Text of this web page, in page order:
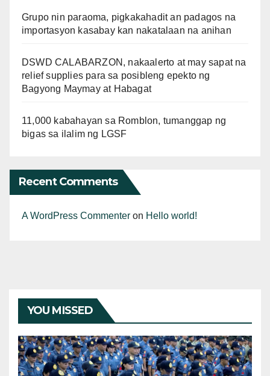
Grupo nin paraoma, pigkakahadit an padagos na
importasyon kasabay kan nakatalaan na anihan
DSWD CALABARZON, nakaalerto at may sapat na
relief supplies para sa posibleng epekto ng
Bagyong Maymay at Habagat
11,000 kabahayan sa Romblon, tumanggap ng
bigas sa ilalim ng LGSF
Recent Comments
A WordPress Commenter on Hello world!
YOU MISSED